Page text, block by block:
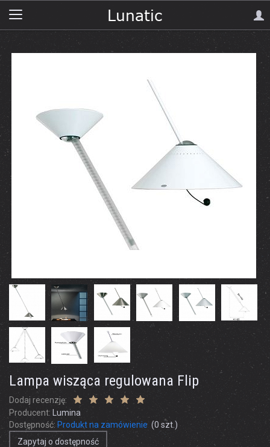
Lampa wisząca regulowana Flip
Dodaj recenzję:
Producent:
Lumina
Dostępność: Produkt na zamówienie (0 szt.)
Zapytaj o dostępność